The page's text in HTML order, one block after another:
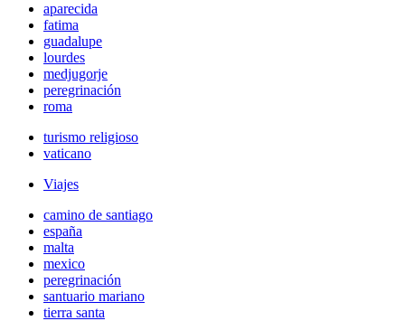
aparecida
fatima
guadalupe
lourdes
medjugorje
peregrinación
roma
turismo religioso
vaticano
Viajes
camino de santiago
españa
malta
mexico
peregrinación
santuario mariano
tierra santa